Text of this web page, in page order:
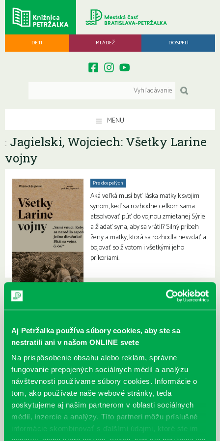
Aj Petržalka používa súbory cookies, aby ste sa
nestratili ani v našom ONLINE svete
Na prispôsobenie obsahu alebo reklám, správne
fungovanie prepojených sociálnych médií a analýzu
návštevnosti používame súbory cookies. Informácie o
tom, ako používate naše webové stránky, teda
poskytujeme aj našim partnerom v oblasti sociálnych
médií, inzercie a analýzy. Títo partneri môžu príslušné
informácie skombinovať s ďalšími údajmi, ktoré ste im
DETI MLÁDEŽ DOSPELÍ
MENU
: Jagielski, Wojciech: Všetky Larine
vojny
Pre dospelých
Aká veľká musí byť láska matky k svojim
synom, keď sa rozhodne celkom sama
absolvovať púť do vojnou zmietanej Sýrie
a žiadať syna, aby sa vrátil? Silný príbeh
ženy a matky, ktorá sa rozhodla nevzdať a
bojovať so životom i všetkými jeho
príkoriami.